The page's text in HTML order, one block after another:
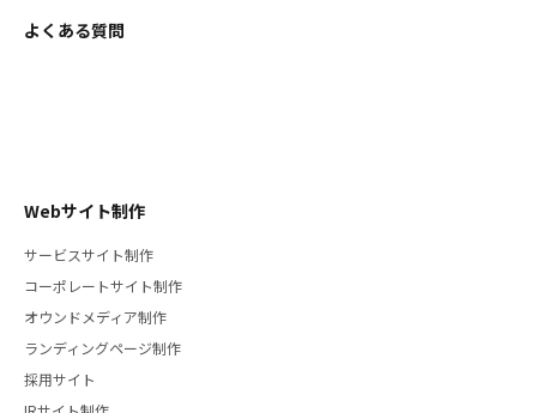
よくある質問
Webサイト制作
サービスサイト制作
コーポレートサイト制作
オウンドメディア制作
ランディングページ制作
採用サイト